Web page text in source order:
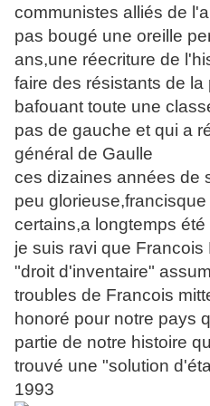
communistes alliés de
pas bougé une oreille
ans,une réecriture de
faire des résistants de la
bafouant toute une
pas de gauche et qui a
général de Gaulle
ces dizaines années de
peu
certains,a longtemps
je suis ravi que
"droit d'inventaire"
troubles de Francois
honoré pour notre pays
partie de notre histoire
trouvé une "solution
1993